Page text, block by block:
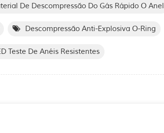
De Descompressão Do Gás Rápido O Anel
Descompressão Anti-Explosiva O-Ring
Teste De Anéis Resistentes